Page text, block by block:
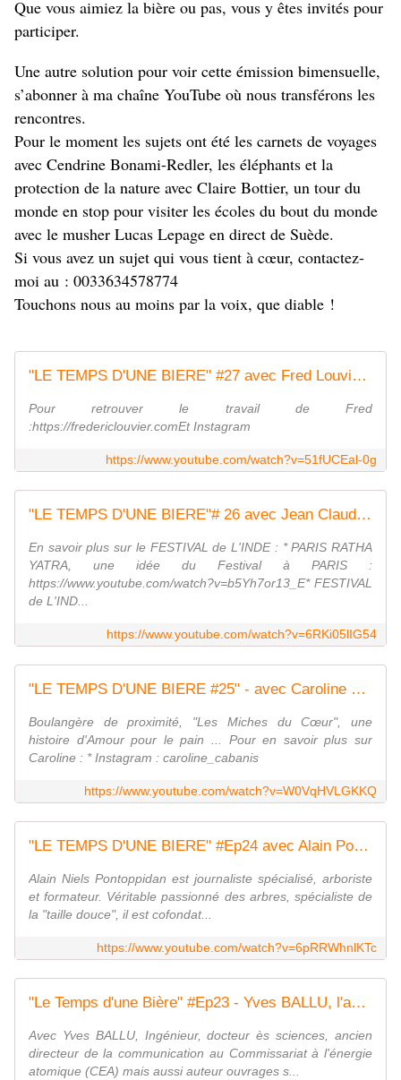
Que vous aimiez la bière ou pas, vous y êtes invités pour
participer.
Une autre solution pour voir cette émission bimensuelle,
s’abonner à ma chaîne YouTube où nous transférons les
rencontres.
Pour le moment les sujets ont été les carnets de voyages
avec Cendrine Bonami-Redler, les éléphants et la
protection de la nature avec Claire Bottier, un tour du
monde en stop pour visiter les écoles du bout du monde
avec le musher Lucas Lepage en direct de Suède.
Si vous avez un sujet qui vous tient à cœur, contactez-
moi au : 0033634578774
Touchons nous au moins par la voix, que diable !
"LE TEMPS D'UNE BIERE" #27 avec Fred Louvier, Instituteur / Sculpteur - Le Temps d'une Bière, Ep27
Pour retrouver le travail de Fred
:https://fredericlouvier.comEt Instagram
https://www.youtube.com/watch?v=51fUCEal-0g
"LE TEMPS D'UNE BIERE"# 26 avec Jean Claude EMERIAU - "Du routard au moine Hindou"
En savoir plus sur le FESTIVAL de L'INDE : * PARIS RATHA
YATRA, une idée du Festival à PARIS :
https://www.youtube.com/watch?v=b5Yh7or13_E* FESTIVAL
de L'IND...
https://www.youtube.com/watch?v=6RKi05lIG54
"LE TEMPS D'UNE BIERE #25" - avec Caroline Cabanis - "Par Amour du bon pain"
Boulangère de proximité, "Les Miches du Cœur", une
histoire d'Amour pour le pain ... Pour en savoir plus sur
Caroline : * Instagram : caroline_cabanis
https://www.youtube.com/watch?v=W0VqHVLGKKQ
"LE TEMPS D'UNE BIERE" #Ep24 avec Alain Pontoppidan, le "petit frère" des Arbres.
Alain Niels Pontoppidan est journaliste spécialisé, arboriste
et formateur. Véritable passionné des arbres, spécialiste de
la "taille douce", il est cofondat...
https://www.youtube.com/watch?v=6pRRWhnlKTc
"Le Temps d'une Bière" #Ep23 - Yves BALLU, l'auteur qui prend de la hauteur
Avec Yves BALLU, Ingénieur, docteur ès sciences, ancien
directeur de la communication au Commissariat à l'énergie
atomique (CEA) mais aussi auteur ouvrages s...